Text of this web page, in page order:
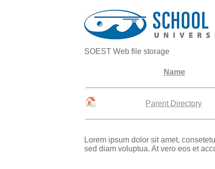
SOEST Web file storage
Name
Parent Directory
Lorem ipsum dolor sit amet,
sed diam voluptua. At vero eos et